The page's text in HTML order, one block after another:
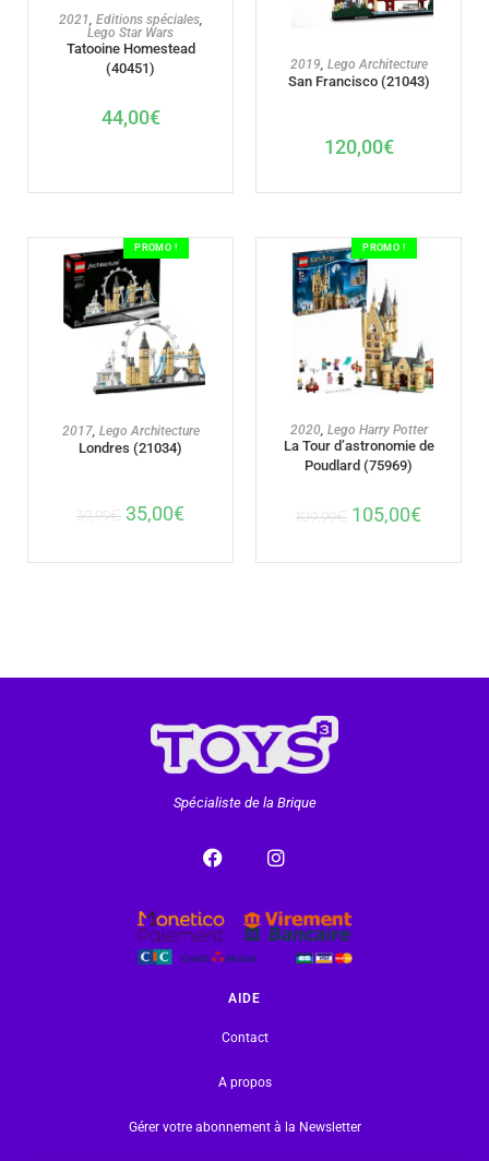
AJOUTER AU PANIER
2021, Editions spéciales,
Lego Star Wars
Tatooine Homestead
(40451)
44,00€
AJOUTER AU PANIER
2019 Lego Architecture
San Francisco (21043)
120,00€
PROMO !
AJOUTER AU PANIER
2017, Lego Architecture
Londres (21034)
39,99€ 35,00€
PROMO !
2020, Lego Harry Potter
La Tour d’astronomie de
Poudlard (75969)
109,99€ 105,00€
Spécialiste de la Brique
AIDE
Contact
A propos
Gérer votre abonnement à la Newsletter